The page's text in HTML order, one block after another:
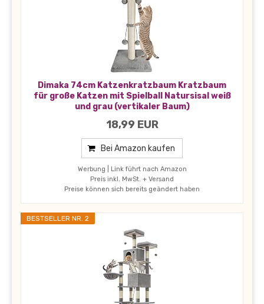
Dimaka 74cm Katzenkratzbaum Kratzbaum
für große Katzen mit Spielball Natursisal weiß
und grau (vertikaler Baum)
18,99 EUR
Bei Amazon kaufen
Werbung | Link führt nach Amazon
Preis inkl. MwSt. + Versand
Preise können sich bereits geändert haben
BESTSELLER NR. 2